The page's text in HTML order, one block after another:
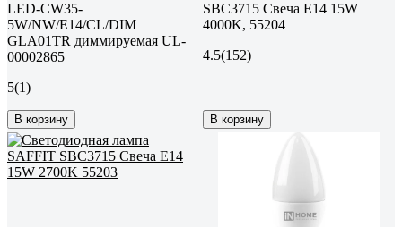
LED-CW35-
5W/NW/E14/CL/DIM
GLA01TR диммируемая UL-
00002865
5(1)
В корзину
SBC3715 Свеча E14 15W
4000K, 55204
4.5(152)
В корзину